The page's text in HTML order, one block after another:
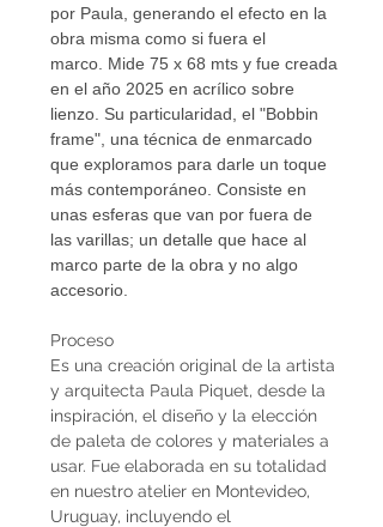
por Paula, generando el efecto en la
obra misma como si fuera el
marco. Mide 75 x 68 mts y fue creada
en el año 2025 en acrílico sobre
lienzo. Su particularidad, el "Bobbin
frame", una técnica de enmarcado
que exploramos para darle un toque
más contemporáneo. Consiste en
unas esferas que van por fuera de
las varillas; un detalle que hace al
marco parte de la obra y no algo
accesorio.
Proceso
Es una creación original de la artista
y arquitecta Paula Piquet, desde la
inspiración, el diseño y la elección
de paleta de colores y materiales a
usar. Fue elaborada en su totalidad
en nuestro atelier en Montevideo,
Uruguay, incluyendo el